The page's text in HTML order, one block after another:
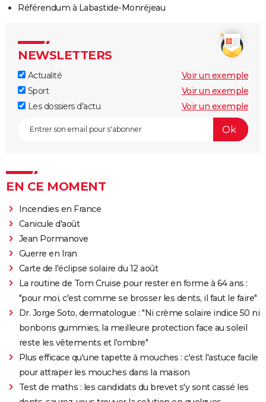
Référendum à Labastide-Monréjeau
NEWSLETTERS
Actualité
Voir un exemple
Sport
Voir un exemple
Les dossiers d'actu
Voir un exemple
EN CE MOMENT
Incendies en France
Canicule d'août
Jean Pormanove
Guerre en Iran
Carte de l'éclipse solaire du 12 août
La routine de Tom Cruise pour rester en forme à 64 ans :
"pour moi, c'est comme se brosser les dents, il faut le faire"
Dr. Jorge Soto, dermatologue : "Ni crème solaire indice 50 ni
bonbons gummies, la meilleure protection face au soleil
reste les vêtements et l'ombre"
Plus efficace qu'une tapette à mouches : c'est l'astuce facile
pour attraper les mouches dans la maison
Test de maths : les candidats du brevet s'y sont cassé les